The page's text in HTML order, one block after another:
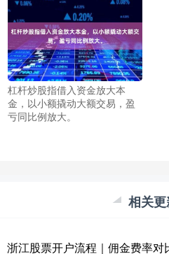
杠杆炒股指借入资金放大本
金，以小额撬动大额交易，盈
亏同比例放大。
相关
浙江股票开户流程｜佣金费率对